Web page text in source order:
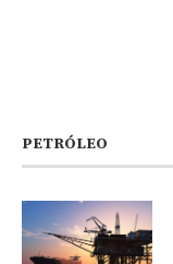
PETRÓLEO